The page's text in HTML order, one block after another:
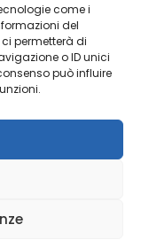
come i
del
permetterà di
o ID unici
può influire
imprese?
newsletter